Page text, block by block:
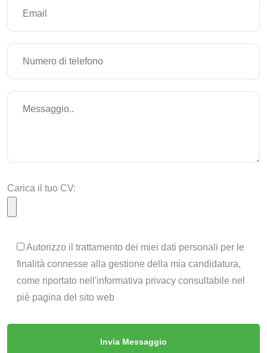
Carica il tuo CV:
Autorizzo il trattamento dei miei dati personali per le
finalità connesse alla gestione della mia candidatura,
come riportato nell'informativa privacy consultabile nel
piè pagina del sito web